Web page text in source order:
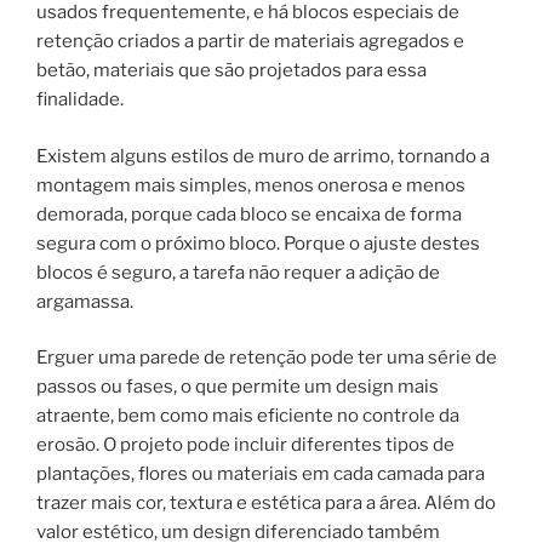
usados frequentemente, e há blocos especiais de
retenção criados a partir de materiais agregados e
betão, materiais que são projetados para essa
finalidade.
Existem alguns estilos de muro de arrimo, tornando a
montagem mais simples, menos onerosa e menos
demorada, porque cada bloco se encaixa de forma
segura com o próximo bloco. Porque o ajuste destes
blocos é seguro, a tarefa não requer a adição de
argamassa.
Erguer uma parede de retenção pode ter uma série de
passos ou fases, o que permite um design mais
atraente, bem como mais eficiente no controle da
erosão. O projeto pode incluir diferentes tipos de
plantações, flores ou materiais em cada camada para
trazer mais cor, textura e estética para a área. Além do
valor estético, um design diferenciado também